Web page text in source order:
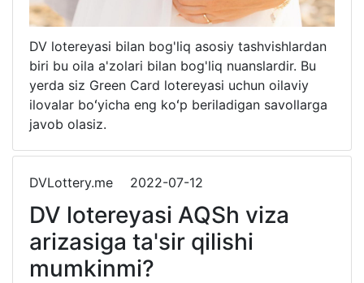
DV lotereyasi bilan bog'liq asosiy tashvishlardan
biri bu oila a'zolari bilan bog'liq nuanslardir. Bu
yerda siz Green Card lotereyasi uchun oilaviy
ilovalar boʻyicha eng koʻp beriladigan savollarga
javob olasiz.
DVLottery.me 2022-07-12
DV lotereyasi AQSh viza
arizasiga ta'sir qilishi
mumkinmi?